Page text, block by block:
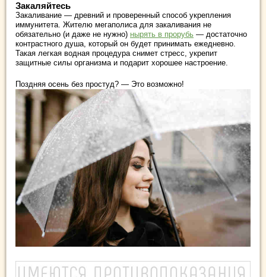
Закаляйтесь
Закаливание ― древний и проверенный способ укрепления
иммунитета. Жителю мегаполиса для закаливания не
обязательно (и даже не нужно) нырять в прорубь ― достаточно
контрастного душа, который он будет принимать ежедневно.
Такая легкая водная процедура снимет стресс, укрепит
защитные силы организма и подарит хорошее настроение.
Поздняя осень без простуд? ― Это возможно!